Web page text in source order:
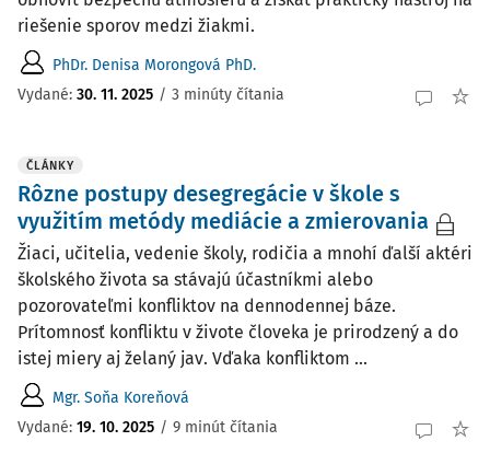
riešenie sporov medzi žiakmi.
PhDr. Denisa Morongová PhD.
Vydané: 30. 11. 2025 / 3 minúty čítania
ČLÁNKY
Rôzne postupy desegregácie v škole s
využitím metódy mediácie a zmierovania
Žiaci, učitelia, vedenie školy, rodičia a mnohí ďalší aktéri
školského života sa stávajú účastníkmi alebo
pozorovateľmi konfliktov na dennodennej báze.
Prítomnosť konfliktu v živote človeka je prirodzený a do
istej miery aj želaný jav. Vďaka konfliktom ...
Mgr. Soňa Koreňová
Vydané: 19. 10. 2025 / 9 minút čítania